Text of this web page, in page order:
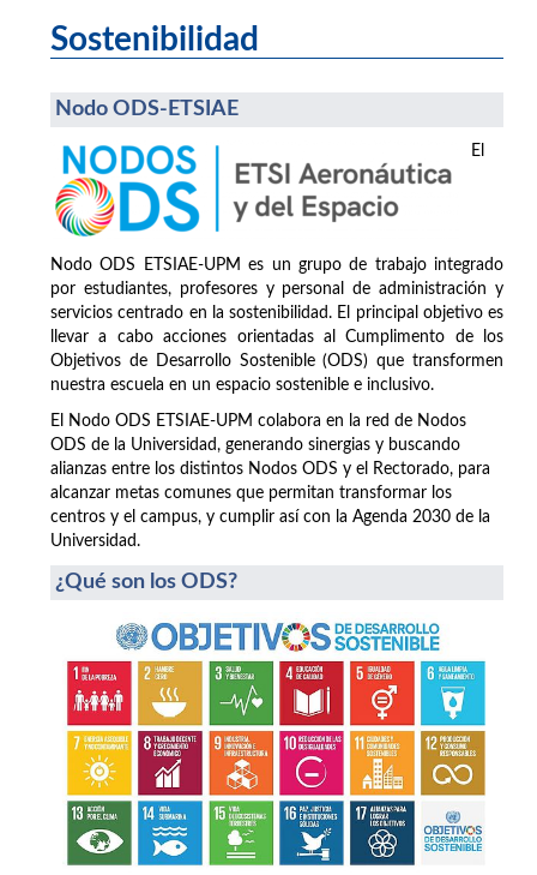
Sostenibilidad
Nodo ODS-ETSIAE
El
Nodo ODS ETSIAE-UPM es un grupo de trabajo integrado
por estudiantes, profesores y personal de administración y
servicios centrado en la sostenibilidad. El principal objetivo es
llevar a cabo acciones orientadas al Cumplimento de los
Objetivos de Desarrollo Sostenible (ODS) que transformen
nuestra escuela en un espacio sostenible e inclusivo.
El Nodo ODS ETSIAE-UPM colabora en la red de Nodos
ODS de la Universidad, generando sinergias y buscando
alianzas entre los distintos Nodos ODS y el Rectorado, para
alcanzar metas comunes que permitan transformar los
centros y el campus, y cumplir así con la Agenda 2030 de la
Universidad.
¿Qué son los ODS?